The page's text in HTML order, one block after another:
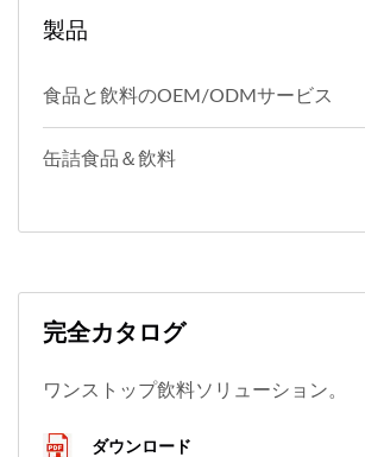
製品
食品と飲料のOEM/ODMサービス
缶詰食品＆飲料
完全カタログ
ワンストップ飲料ソリューション。
ダウンロード